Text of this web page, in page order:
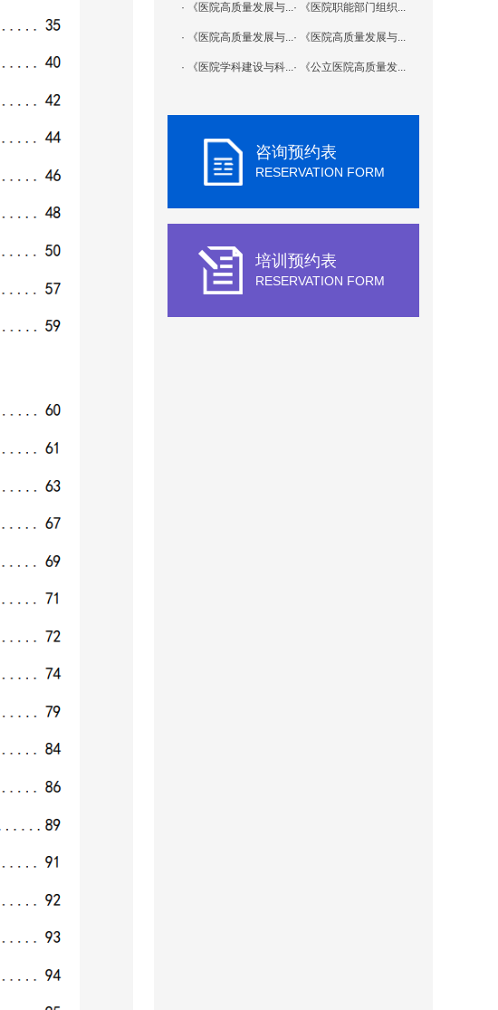
· 《医院高质量发展与...· 《医院职能部门组织...
· 《医院高质量发展与...· 《医院高质量发展与...
· 《医院学科建设与科...· 《公立医院高质量发...
咨询预约表
RESERVATION FORM
培训预约表
RESERVATION FORM